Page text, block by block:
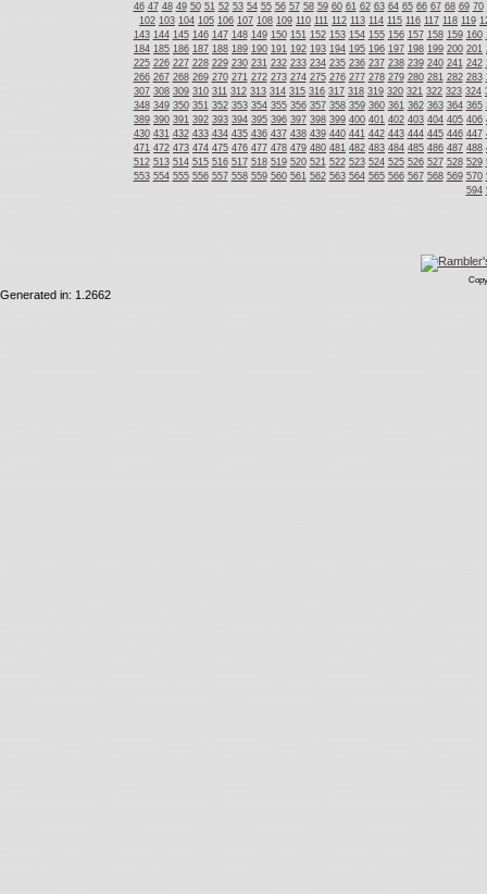
46 47 48 49 50 51 52 53 54 55 56 57 58 59 60 61 62 63 64 65 66 67 68 69 70
102 103 104 105 106 107 108 109 110 111 112 113 114 115 116 117 118 119
143 144 145 146 147 148 149 150 151 152 153 154 155 156 157 158 159 160
184 185 186 187 188 189 190 191 192 193 194 195 196 197 198 199 200 201
225 226 227 228 229 230 231 232 233 234 235 236 237 238 239 240 241 242
266 267 268 269 270 271 272 273 274 275 276 277 278 279 280 281 282 283
307 308 309 310 311 312 313 314 315 316 317 318 319 320 321 322 323 324
348 349 350 351 352 353 354 355 356 357 358 359 360 361 362 363 364 365
389 390 391 392 393 394 395 396 397 398 399 400 401 402 403 404 405 406
430 431 432 433 434 435 436 437 438 439 440 441 442 443 444 445 446 447
471 472 473 474 475 476 477 478 479 480 481 482 483 484 485 486 487 488
512 513 514 515 516 517 518 519 520 521 522 523 524 525 526 527 528 529
553 554 555 556 557 558 559 560 561 562 563 564 565 566 567 568 569 570
594
Generated in: 1.2662